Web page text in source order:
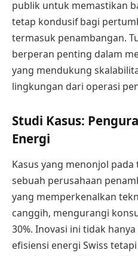
publik untuk memastikan
tetap kondusif bagi
termasuk penambangan.
berperan penting dalam
yang mendukung
lingkungan dari operasi
Studi Kasus:
Energi
Kasus yang menonjol
sebuah perusahaan
yang memperkenalkan
canggih, mengurangi
30%. Inovasi ini tidak
efisiensi energi Swiss